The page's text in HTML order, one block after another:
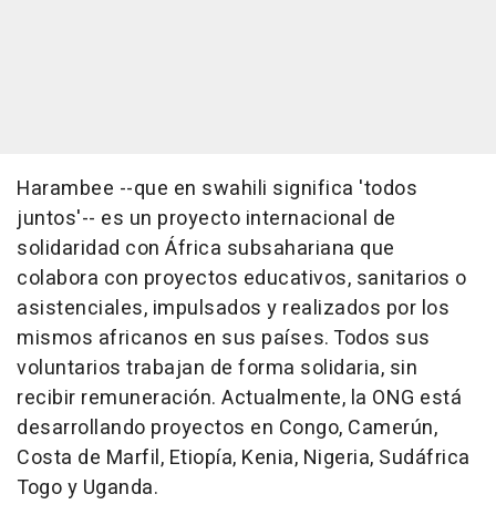
Harambee --que en swahili significa 'todos
juntos'-- es un proyecto internacional de
solidaridad con África subsahariana que
colabora con proyectos educativos, sanitarios o
asistenciales, impulsados y realizados por los
mismos africanos en sus países. Todos sus
voluntarios trabajan de forma solidaria, sin
recibir remuneración. Actualmente, la ONG está
desarrollando proyectos en Congo, Camerún,
Costa de Marfil, Etiopía, Kenia, Nigeria, Sudáfrica
Togo y Uganda.